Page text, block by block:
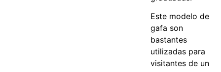
Este modelo de
gafa son
bastantes
utilizadas para
visitantes de un